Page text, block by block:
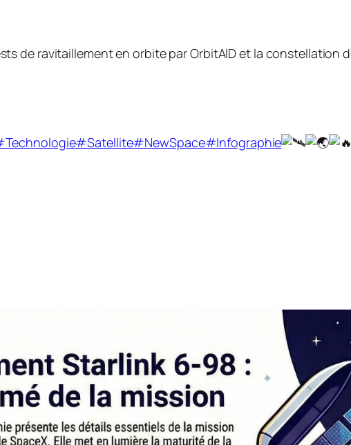
de ravitaillement en orbite par OrbitAID et la constellation
#Satellite#NewSpace#Infographie